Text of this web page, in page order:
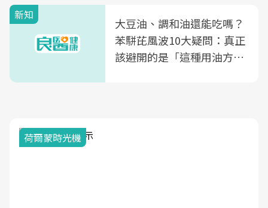
新知
大豆油、調和油還能吃嗎？
苯駢芘風波10大疑問：真正
該避開的是「這種用油方
荷爾蒙時光機